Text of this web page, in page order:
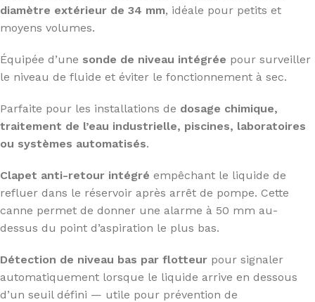
diamètre extérieur de 34 mm, idéale pour petits et
moyens volumes.
Équipée d’une sonde de niveau intégrée pour surveiller
le niveau de fluide et éviter le fonctionnement à sec.
Parfaite pour les installations de dosage chimique,
traitement de l’eau industrielle, piscines, laboratoires
ou systèmes automatisés.
Clapet anti-retour intégré empêchant le liquide de
refluer dans le réservoir après arrêt de pompe. Cette
canne permet de donner une alarme à 50 mm au-
dessus du point d’aspiration le plus bas.
Détection de niveau bas par flotteur pour signaler
automatiquement lorsque le liquide arrive en dessous
d’un seuil défini — utile pour prévention de